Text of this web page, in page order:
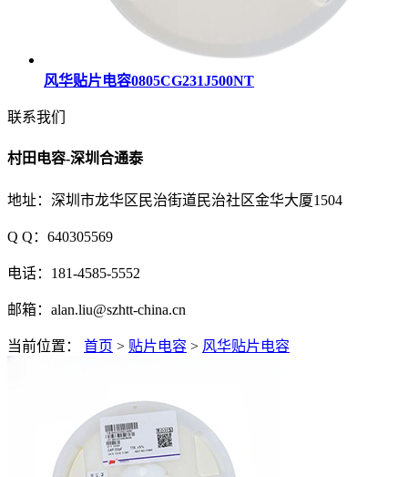
风华贴片电容0805CG231J500NT
联系我们
村田电容-深圳合通泰
地址：深圳市龙华区民治街道民治社区金华大厦1504
Q Q：640305569
电话：181-4585-5552
邮箱：alan.liu@szhtt-china.cn
当前位置： 首页 > 贴片电容 > 风华贴片电容